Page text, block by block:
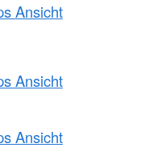
Ansicht
Ansicht
Ansicht